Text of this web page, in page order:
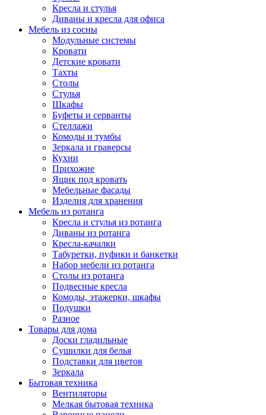
Кресла и стулья
Диваны и кресла для офиса
Мебель из сосны
Модульные системы
Кровати
Детские кровати
Тахты
Столы
Стулья
Шкафы
Буфеты и серванты
Стеллажи
Комоды и тумбы
Зеркала и граверсы
Кухни
Прихожие
Ящик под кровать
Мебельные фасады
Изделия для хранения
Мебель из ротанга
Кресла и стулья из ротанга
Диваны из ротанга
Кресла-качалки
Табуретки, пуфики и банкетки
Набор мебели из ротанга
Столы из ротанга
Подвесные кресла
Комоды, этажерки, шкафы
Подушки
Разное
Товары для дома
Доски гладильные
Сушилки для белья
Подставки для цветов
Зеркала
Бытовая техника
Вентиляторы
Мелкая бытовая техника